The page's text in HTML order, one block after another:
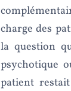
charge des
la question
psychotique
patient